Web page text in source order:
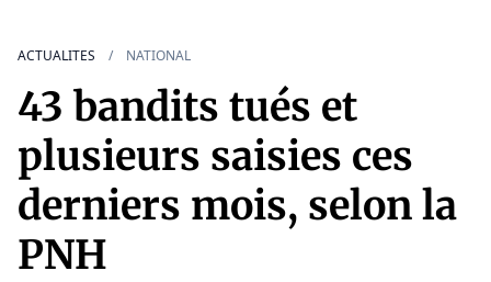
ACTUALITES NATIONAL
43 bandits tués et
plusieurs saisies ces
derniers mois, selon la
PNH